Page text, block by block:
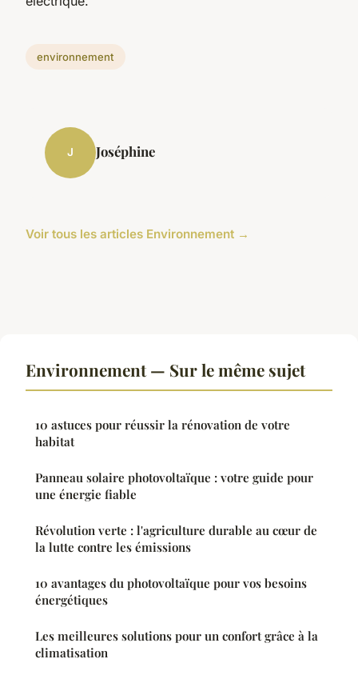
environnement
J Joséphine
Voir tous les articles Environnement →
Environnement — Sur le même sujet
10 astuces pour réussir la rénovation de votre
habitat
Panneau solaire photovoltaïque : votre guide pour
une énergie fiable
Révolution verte : l'agriculture durable au cœur de
la lutte contre les émissions
10 avantages du photovoltaïque pour vos besoins
énergétiques
Les meilleures solutions pour un confort grâce à la
climatisation